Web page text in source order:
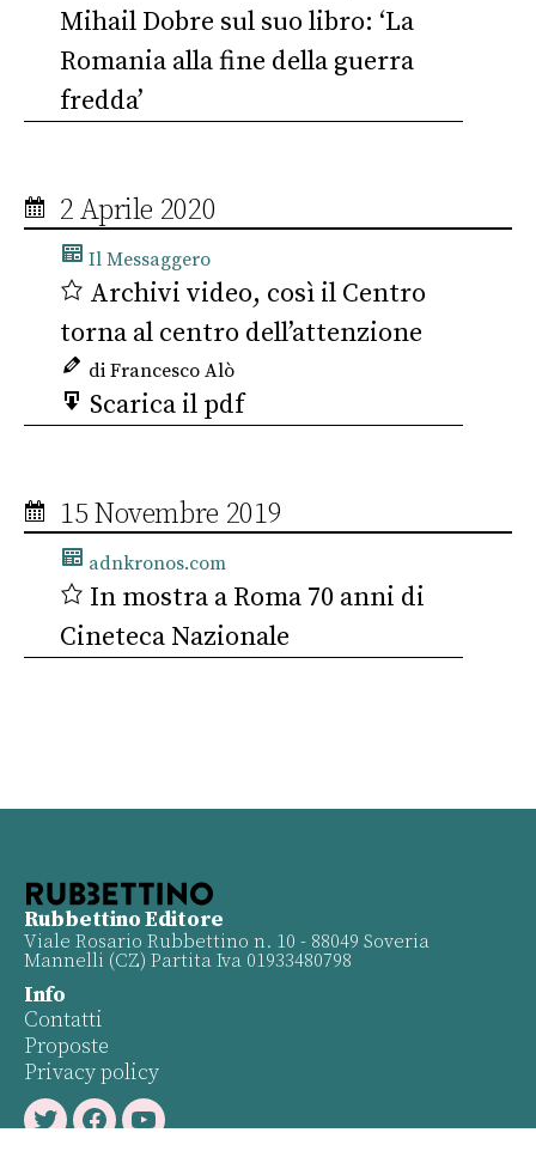
Mihail Dobre sul suo libro: ‘La
Romania alla fine della guerra
fredda’
2 Aprile 2020
Il Messaggero
Archivi video, così il Centro
torna al centro dell’attenzione
di Francesco Alò
Scarica il pdf
15 Novembre 2019
adnkronos.com
In mostra a Roma 70 anni di
Cineteca Nazionale
Rubbettino Editore
Viale Rosario Rubbettino n. 10 - 88049 Soveria
Mannelli (CZ) Partita Iva 01933480798
Info
Contatti
Proposte
Privacy policy
TwitterFacebookYoutube